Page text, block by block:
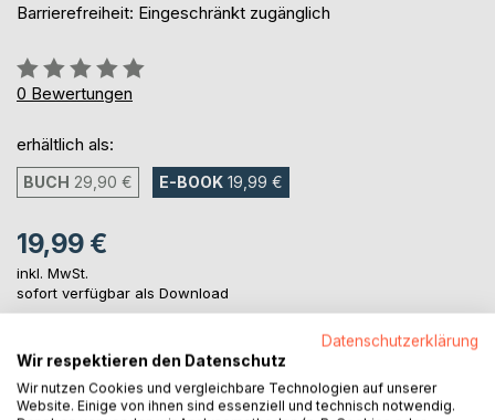
Barrierefreiheit: Eingeschränkt zugänglich
Bewertung::
0%
0 Bewertungen
erhältlich als:
BUCH 29,90 € E-BOOK 19,99 €
19,99 €
inkl. MwSt.
sofort verfügbar als Download
IN DEN WARENKORB
Datenschutzerklärung
Wir respektieren den Datenschutz
Wir nutzen Cookies und vergleichbare Technologien auf unserer
Website. Einige von ihnen sind essenziell und technisch notwendig.